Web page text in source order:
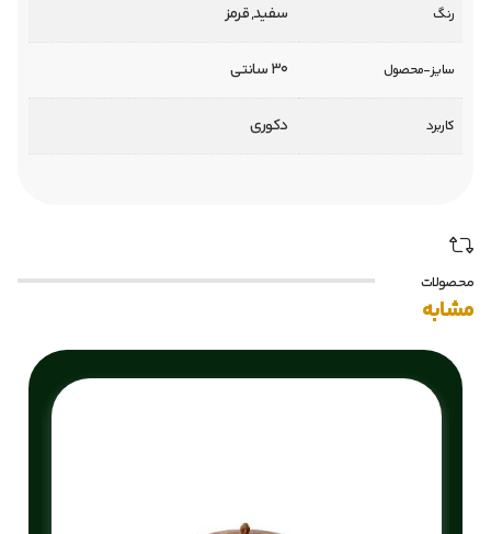
رنگ سفید, قرمز
سایز-محصول 30 سانتی
کاربرد دکوری
محصولات
مشابه